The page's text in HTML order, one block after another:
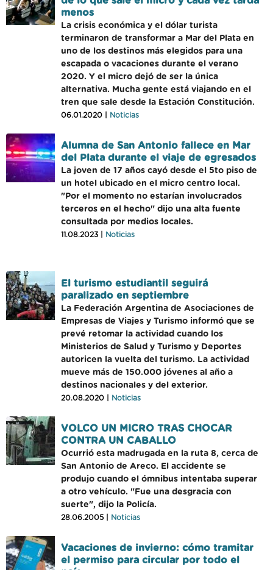
menos
La crisis económica y el dólar turista
terminaron de transformar a Mar del Plata en
uno de los destinos más elegidos para una
escapada o vacaciones durante el verano
2020. Y el micro dejó de ser la única
alternativa. Mucha gente está viajando en el
tren que sale desde la Estación Constitución.
06.01.2020 | Noticias
Alumna de San Antonio fallece en Mar
del Plata durante el viaje de egresados
La joven de 17 años cayó desde el 5to piso de
un hotel ubicado en el micro centro local.
"Por el momento no estarían involucrados
terceros en el hecho" dijo una alta fuente
consultada por medios locales.
11.08.2023 | Noticias
El turismo estudiantil seguirá
paralizado en septiembre
La Federación Argentina de Asociaciones de
Empresas de Viajes y Turismo informó que se
prevé retomar la actividad cuando los
Ministerios de Salud y Turismo y Deportes
autoricen la vuelta del turismo. La actividad
mueve más de 150.000 jóvenes al año a
destinos nacionales y del exterior.
20.08.2020 | Noticias
VOLCO UN MICRO TRAS CHOCAR
CONTRA UN CABALLO
Ocurrió esta madrugada en la ruta 8, cerca de
San Antonio de Areco. El accidente se
produjo cuando el ómnibus intentaba superar
a otro vehículo. "Fue una desgracia con
suerte", dijo la Policía.
28.06.2005 | Noticias
Vacaciones de invierno: cómo tramitar
el permiso para circular por todo el